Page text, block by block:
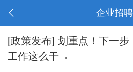
企业招聘
[政策发布] 划重点！下一步
工作这么干→